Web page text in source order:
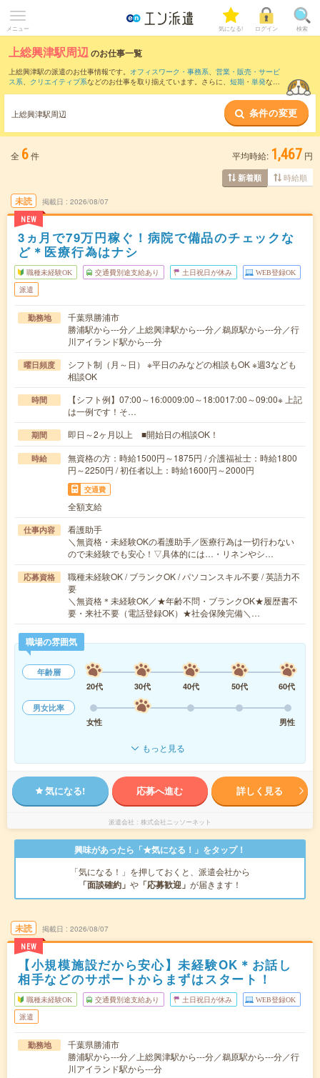
メニュー 気になる! ログイン 検索
上総興津駅周辺のお仕事一覧
上総興津駅の派遣のお仕事情報です。 オフィスワーク・事務系、 営業・販売・サービ
ス系、 クリエイティブ系などのお仕事を取り揃えています。さらに、 短期 ・ 単発など
また、勝浦駅・鵜原駅
など近隣駅のお仕事
もご確認いただけます。
上総興津駅周辺 条件の変更
全 6件 平均時給: 1,467 円
新着順 時給順
未読
NEW
掲載日 2026/08/07
3ヵ月で79万円稼ぐ！病院で備品のチェックな
ど＊医療行為はナシ
職種未経験OK 交通費別途支給あり 土日祝日が休み WEB登録OK
派遣
勤務地
千葉県勝浦市
勝浦駅から---分／上総興津駅から---分／鵜原駅から---分／行
川アイランド駅から---分
曜日頻度
シフト制（月～日） ※平日のみなどの相談もOK ※週3なども
相談OK
時間
【シフト例】07:00～16:0009:00～18:0017:00～09:00※ 上記
は一例です！そ…
期間 即日～2ヶ月以上 ■開始日の相談OK！
時給
無資格の方：時給1500円～1875円 / 介護福祉士：時給1800
円～2250円 / 初任者以上：時給1600円～2000円
交通費
全額支給
仕事内容
看護助手
＼無資格・未経験OKの看護助手／医療行為は一切行わない
ので未経験でも安心！▽具体的には…・リネンやシ…
応募資格
職種未経験OK / ブランクOK / パソコンスキル不要 / 英語力不
要
＼無資格＊未経験OK／★年齢不問・ブランクOK★履歴書不
要・来社不要（電話登録OK）★社会保険完備＼…
職場の雰囲気
年齢層
20代
30代 40代 50代
60代
男女比率
女性
男性
もっと見る
気になる! 応募へ進む 詳しく見る
派遣会社 株式会社ニッソーネット
興味があったら「★気になる！」をタップ！
「気になる！」を押しておくと、派遣会社から
「面談確約」 や 「応募歓迎」 が届きます！
未読
NEW
掲載日 2026/08/07
【小規模施設だから安心】未経験OK＊お話し
相手などのサポートからまずはスタート！
職種未経験OK 交通費別途支給あり 土日祝日が休み WEB登録OK
派遣
勤務地
千葉県勝浦市
勝浦駅から---分／上総興津駅から---分／鵜原駅から---分／行
川アイランド駅から---分